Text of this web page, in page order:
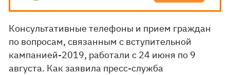
Консультативные телефоны и прием граждан
по вопросам, связанным с вступительной
кампанией-2019, работали с 24 июня по 9
августа. Как заявила пресс-служба